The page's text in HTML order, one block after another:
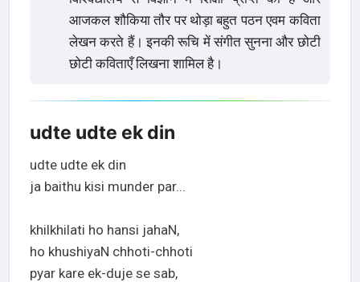
आजकल शौकिया तौर पर थोड़ा बहुत पठन एवम कविता
लेखन करते हैं। इनकी रूचि में संगीत सुनना और छोटी
छोटी कविताएँ लिखना शामिल है।
udte udte ek din
udte udte ek din
ja baithu kisi munder par...
khilkhilati ho hansi jahaN,
ho khushiyaN chhoti-chhoti
pyar kare ek-duje se sab,